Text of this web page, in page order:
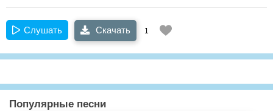
Слушать Скачать 1
Популярные песни